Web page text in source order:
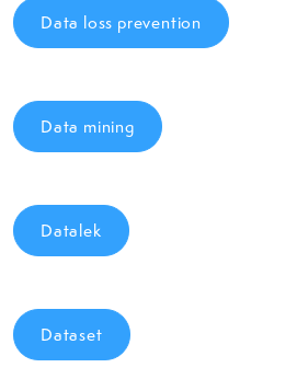
Data loss prevention
Data mining
Datalek
Dataset